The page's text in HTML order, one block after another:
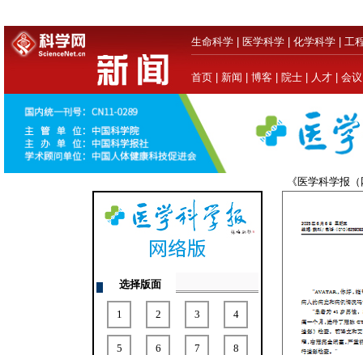
生命科学 医学科学 化学科学 工
首页 新闻 博客 院士 人才 会议
《医学科学
选择版面
1 2 3 4
5 6 7 8